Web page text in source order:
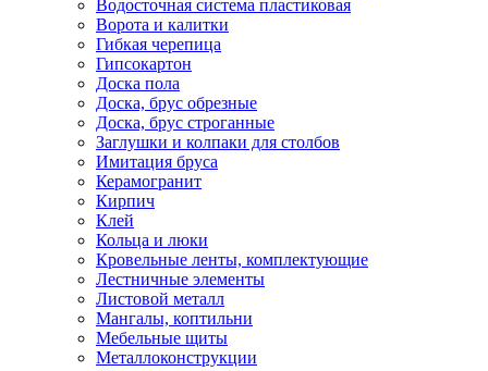
Водосточная система пластиковая
Ворота и калитки
Гибкая черепица
Гипсокартон
Доска пола
Доска, брус обрезные
Доска, брус строганные
Заглушки и колпаки для столбов
Имитация бруса
Керамогранит
Кирпич
Клей
Кольца и люки
Кровельные ленты, комплектующие
Лестничные элементы
Листовой металл
Мангалы, коптильни
Мебельные щиты
Металлоконструкции